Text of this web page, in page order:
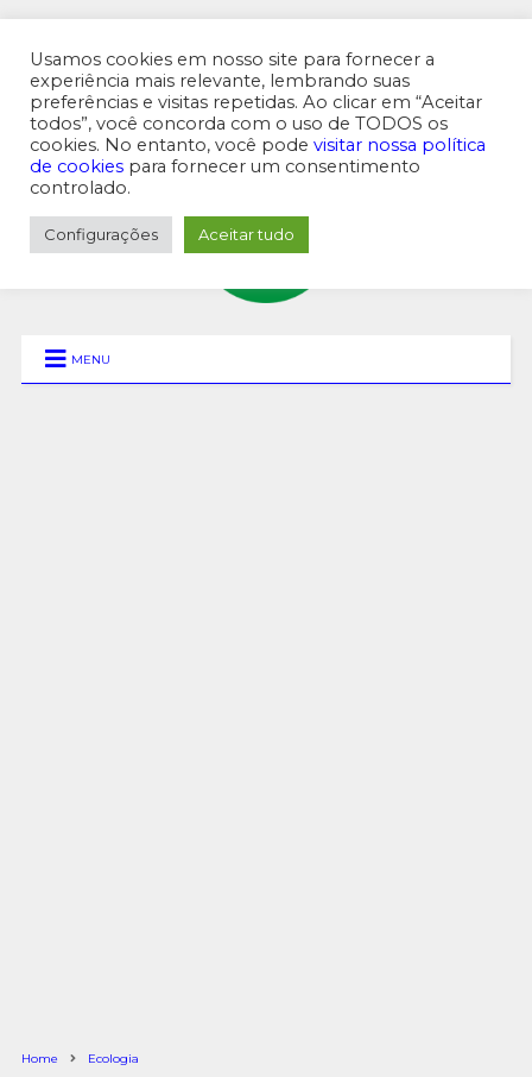
MENU SUPERIOR
MENU
Home Ecologia
Usamos cookies em nosso site para fornecer a
experiência mais relevante, lembrando suas
preferências e visitas repetidas. Ao clicar em “Aceitar
todos”, você concorda com o uso de TODOS os
cookies. No entanto, você pode visitar nossa política
de cookies para fornecer um consentimento
controlado.
Configurações Aceitar tudo